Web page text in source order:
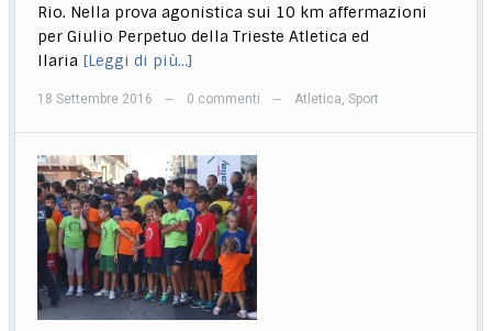
Rio. Nella prova agonistica sui 10 km affermazioni
per Giulio Perpetuo della Trieste Atletica ed
Ilaria [Leggi di più…]
18 Settembre 2016 — 0 commenti — Atletica,Sport